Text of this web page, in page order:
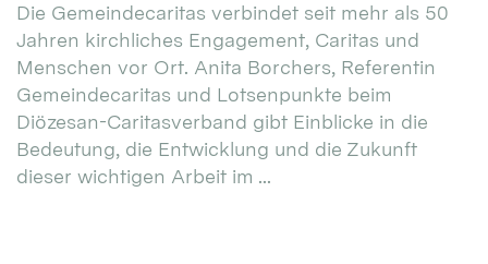
Die Gemeindecaritas verbindet seit mehr als 50
Jahren kirchliches Engagement, Caritas und
Menschen vor Ort. Anita Borchers, Referentin
Gemeindecaritas und Lotsenpunkte beim
Diözesan-Caritasverband gibt Einblicke in die
Bedeutung, die Entwicklung und die Zukunft
dieser wichtigen Arbeit im ...